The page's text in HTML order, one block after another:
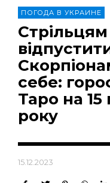
ПОГОДА В УКРАИНЕ
себе:
Таро на 15
року
15.12.2023